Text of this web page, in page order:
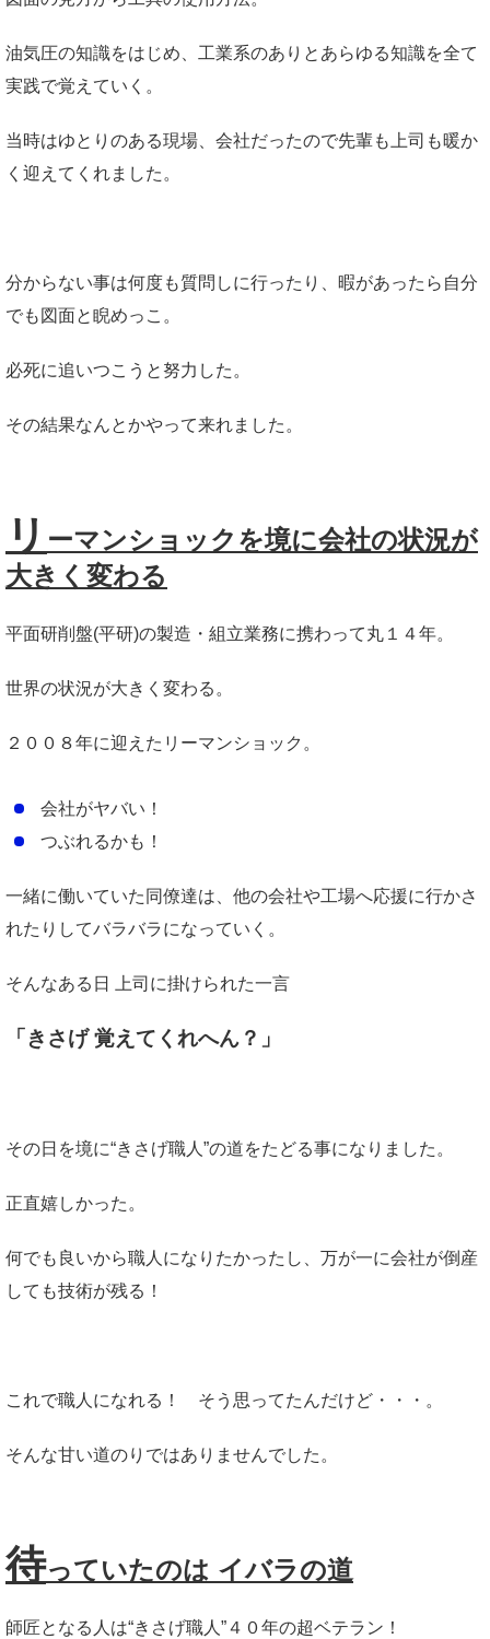
油気圧の知識をはじめ、工業系のありとあらゆる知識を全て
実践で覚えていく。
当時はゆとりのある現場、会社だったので先輩も上司も暖か
く迎えてくれました。
分からない事は何度も質問しに行ったり、暇があったら自分
でも図面と睨めっこ。
必死に追いつこうと努力した。
その結果なんとかやって来れました。
リ ーマンショックを境に会社の状況が
大きく変わる
平面研削盤(平研)の製造・組立業務に携わって丸１４年。
世界の状況が大きく変わる。
２００８年に迎えたリーマンショック。
会社がヤバい！
つぶれるかも！
一緒に働いていた同僚達は、他の会社や工場へ応援に行かさ
れたりしてバラバラになっていく。
そんなある日 上司に掛けられた一言
「きさげ 覚えてくれへん？」
その日を境に“きさげ職人”の道をたどる事になりました。
正直嬉しかった。
何でも良いから職人になりたかったし、万が一に会社が倒産
しても技術が残る！
これで職人になれる！ そう思ってたんだけど・・・。
そんな甘い道のりではありませんでした。
待っていたのは イバラの道
師匠となる人は“きさげ職人”４０年の超ベテラン！